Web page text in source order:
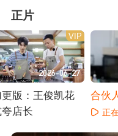
正片
2026-06-27
VIP
版：王俊凯花
店长
合伙
试菜
正